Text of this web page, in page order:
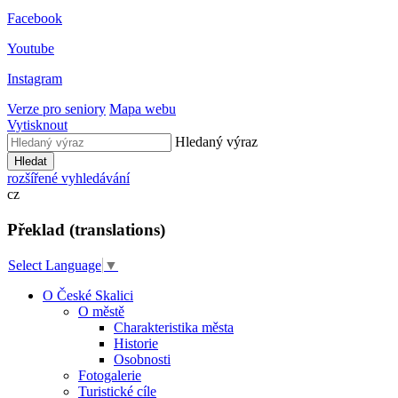
Facebook
Youtube
Instagram
Verze pro seniory Mapa webu
Vytisknout
Hledaný výraz
Hledat
rozšířené vyhledávání
cz
Překlad (translations)
Select Language ▼
O České Skalici
O městě
Charakteristika města
Historie
Osobnosti
Fotogalerie
Turistické cíle